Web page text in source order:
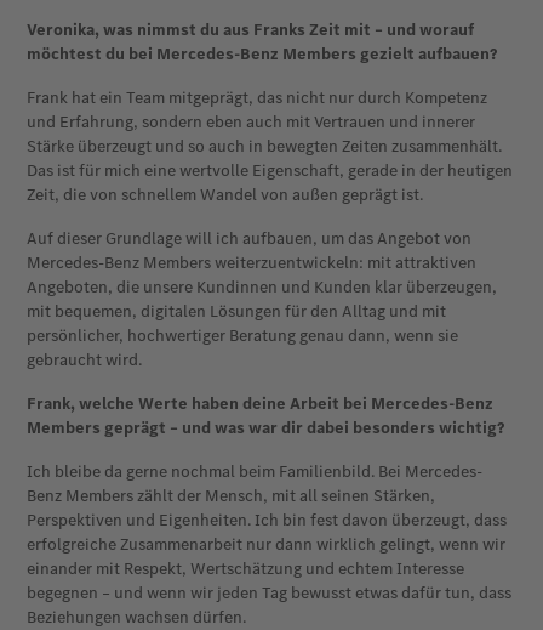
Veronika, was nimmst du aus Franks Zeit mit – und worauf
möchtest du bei Mercedes-Benz Members gezielt aufbauen?
Frank hat ein Team mitgeprägt, das nicht nur durch Kompetenz
und Erfahrung, sondern eben auch mit Vertrauen und innerer
Stärke überzeugt und so auch in bewegten Zeiten zusammenhält.
Das ist für mich eine wertvolle Eigenschaft, gerade in der heutigen
Zeit, die von schnellem Wandel von außen geprägt ist.
Auf dieser Grundlage will ich aufbauen, um das Angebot von
Mercedes-Benz Members weiterzuentwickeln: mit attraktiven
Angeboten, die unsere Kundinnen und Kunden klar überzeugen,
mit bequemen, digitalen Lösungen für den Alltag und mit
persönlicher, hochwertiger Beratung genau dann, wenn sie
gebraucht wird.
Frank, welche Werte haben deine Arbeit bei Mercedes-Benz
Members geprägt – und was war dir dabei besonders wichtig?
Ich bleibe da gerne nochmal beim Familienbild. Bei Mercedes-
Benz Members zählt der Mensch, mit all seinen Stärken,
Perspektiven und Eigenheiten. Ich bin fest davon überzeugt, dass
erfolgreiche Zusammenarbeit nur dann wirklich gelingt, wenn wir
einander mit Respekt, Wertschätzung und echtem Interesse
begegnen – und wenn wir jeden Tag bewusst etwas dafür tun, dass
Beziehungen wachsen dürfen.